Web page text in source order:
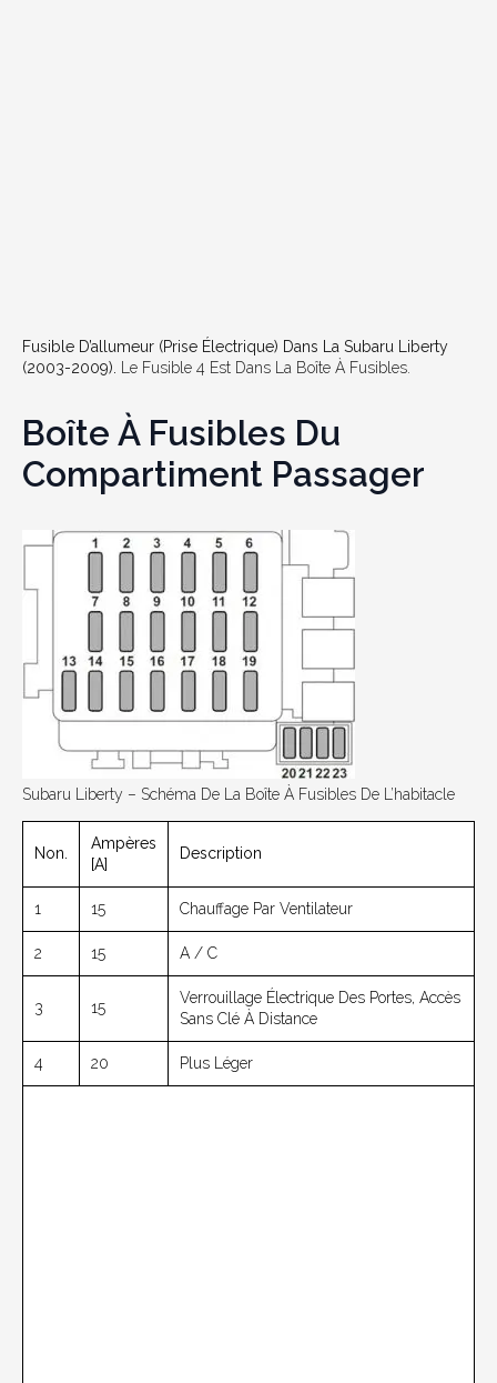
Fusible D’allumeur (prise Électrique) Dans La Subaru Liberty
(2003-2009).
Le Fusible 4 Est Dans La Boîte À Fusibles.
Boîte À Fusibles Du
Compartiment Passager
Subaru Liberty – Schéma De La Boîte À Fusibles De L’habitacle
Non.
Ampères
[A]
Description
1 15 Chauffage Par Ventilateur
2 15 A / C
3 15
Verrouillage Électrique Des Portes, Accès
Sans Clé À Distance
4 20 Plus Léger